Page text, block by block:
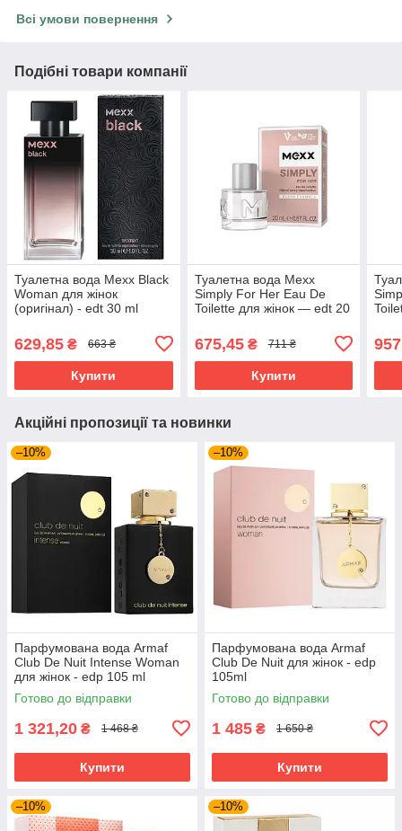
Всі умови повернення
Подібні товари компанії
Туалетна вода Mexx Black
Woman для жінок
(оригінал) - edt 30 ml
629,85 ₴ 663 ₴
Купити
Туалетна вода Mexx
Simply For Her Eau De
Toilette для жінок — edt 20
675,45₴ 711 ₴
Купити
Акційні пропозиції та новинки
–10%
Парфумована вода Armaf
Club De Nuit Intense Woman
для жінок - edp 105 ml
Готово до відправки
1 321,20 ₴ 1 468 ₴
Купити
–10%
Парфумована вода Armaf
Club De Nuit для жінок - edp
105ml
Готово до відправки
1 485 ₴ 1 650 ₴
Купити
–10% –10%